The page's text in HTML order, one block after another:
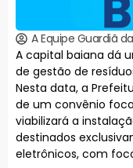
A Equipe Guardiã
A capital baiana dá
de gestão de
Nesta data, a
de um convênio
viabilizará a
destinados
eletrônicos, com